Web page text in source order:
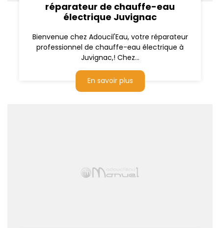
réparateur de chauffe-eau
électrique Juvignac
Bienvenue chez Adoucil'Eau, votre réparateur
professionnel de chauffe-eau électrique à
Juvignac,! Chez...
En savoir plus